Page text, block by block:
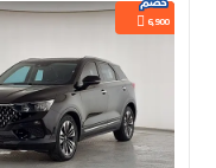
6,900
مستعملة 84,551 كم